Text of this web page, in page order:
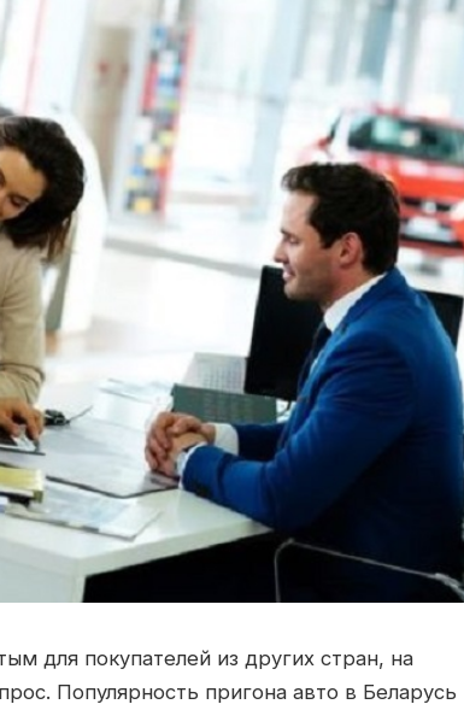
для покупателей из других стран, на
Популярность пригона авто в Беларусь